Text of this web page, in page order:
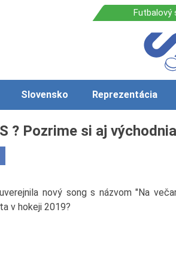
Slovensko Reprezentácia
? Pozrime si aj
nový song s názvom "Na
v hokeji 2019?